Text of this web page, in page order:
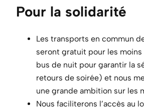
Pour la solidarité
Les transports en commun
seront gratuit pour les
bus de nuit pour garantir la
retours de soirée) et nous
une grande ambition sur les
Nous faciliterons l’accès au